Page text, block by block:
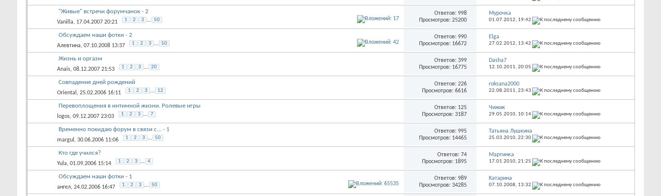
"Живые" встречи форумчанок - 2
Vanilla, 17.04.2007 20:21 1 2 3 ... 50
Ответов: 998
Просмотров: 25200
Мурочка
01.07.2012, 19:42
Обсуждаем наши фотки - 2
Алевтина, 07.10.2008 13:37 1 2 3 ... 50
Ответов: 990
Просмотров: 16672
Elga
27.02.2012, 13:42
Жизнь и оргазм
Anais, 08.12.2007 21:53 1 2 3 ... 20
Ответов: 399
Просмотров: 16775
Dasha7
12.10.2011, 20:05
Совпадение дней рождений
Oriental , 25.02.2006 16:11 1 2 3 ... 12
Ответов: 226
Просмотров: 6616
roksana2000
22.08.2011, 23:43
Перевоплощения в интимной жизни. Ролевые игры
logos, 09.12.2007 23:03 1 2 3 ... 7
Ответов: 125
Просмотров: 3187
Чижик
29.05.2010, 10:14
Временно покидаю форум в связи с... - 1
margul , 30.06.2006 11:06 1 2 3 ... 50
Ответов: 995
Просмотров: 14465
Татьяна Лушкина
25.03.2010, 22:30
Кто где учился?
Yula, 01.09.2006 15:14 1 2 3 ... 4
Ответов: 74
Просмотров: 1895
Мартинка
17.01.2010, 21:25
Обсуждаем наши фотки - 1
ангел, 24.02.2006 16:47 1 2 3 ... 50
Ответов: 989
Просмотров: 34285
Kатарина
07.10.2008, 13:32